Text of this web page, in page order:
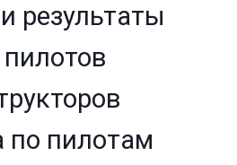
результаты
по пилотам